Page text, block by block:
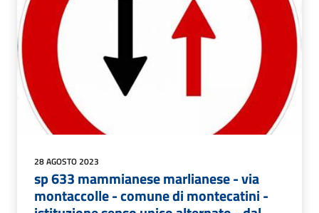
28 AGOSTO 2023
sp 633 mammianese marlianese - via
montaccolle - comune di montecatini -